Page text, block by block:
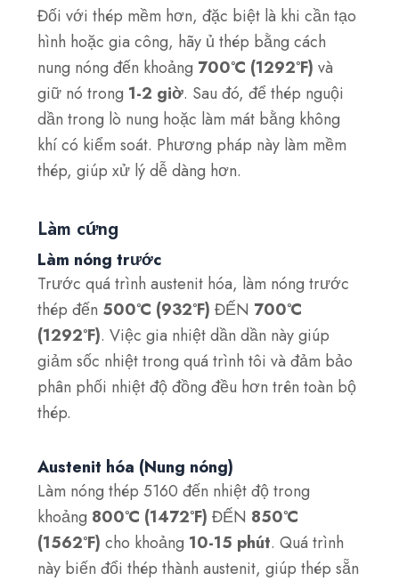
Đối với thép mềm hơn, đặc biệt là khi cần tạo
hình hoặc gia công, hãy ủ thép bằng cách
nung nóng đến khoảng 700°C (1292°F) và
giữ nó trong 1-2 giờ. Sau đó, để thép nguội
dần trong lò nung hoặc làm mát bằng không
khí có kiểm soát. Phương pháp này làm mềm
thép, giúp xử lý dễ dàng hơn.
Làm cứng
Làm nóng trước
Trước quá trình austenit hóa, làm nóng trước
thép đến 500°C (932°F) ĐẾN 700°C
(1292°F). Việc gia nhiệt dần dần này giúp
giảm sốc nhiệt trong quá trình tôi và đảm bảo
phân phối nhiệt độ đồng đều hơn trên toàn bộ
thép.
Austenit hóa (Nung nóng)
Làm nóng thép 5160 đến nhiệt độ trong
khoảng 800°C (1472°F) ĐẾN 850°C
(1562°F) cho khoảng 10-15 phút. Quá trình
này biến đổi thép thành austenit, giúp thép sẵn